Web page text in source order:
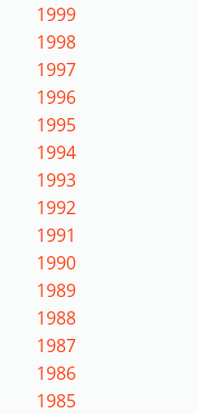
1999
1998
1997
1996
1995
1994
1993
1992
1991
1990
1989
1988
1987
1986
1985